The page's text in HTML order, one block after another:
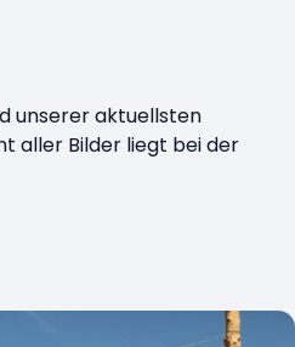
unserer aktuellsten
aller Bilder liegt bei der